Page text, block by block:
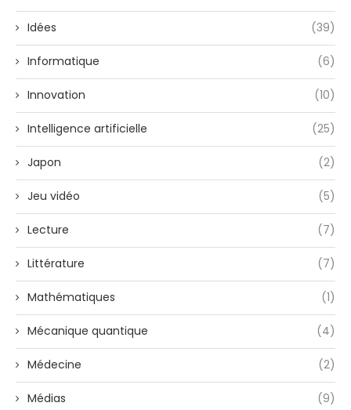
Idées (39)
Informatique (6)
Innovation (10)
Intelligence artificielle (25)
Japon (2)
Jeu vidéo (5)
Lecture (7)
Littérature (7)
Mathématiques (1)
Mécanique quantique (4)
Médecine (2)
Médias (9)